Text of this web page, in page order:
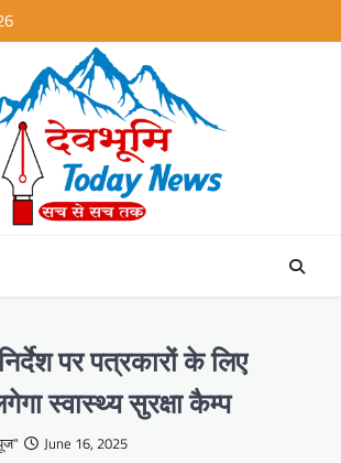
पर पत्रकारों के लिए
स्वास्थ्य सुरक्षा कैम्प
June 16, 2025